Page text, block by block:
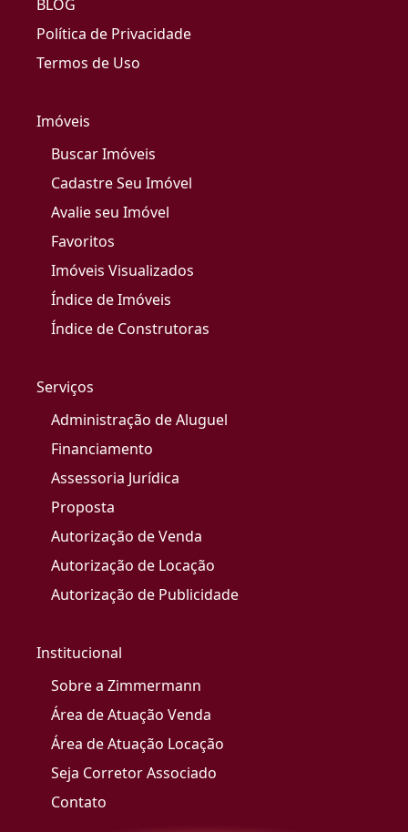
BLOG
Política de Privacidade
Termos de Uso
Imóveis
Buscar Imóveis
Cadastre Seu Imóvel
Avalie seu Imóvel
Favoritos
Imóveis Visualizados
Índice de Imóveis
Índice de Construtoras
Serviços
Administração de Aluguel
Financiamento
Assessoria Jurídica
Proposta
Autorização de Venda
Autorização de Locação
Autorização de Publicidade
Institucional
Sobre a Zimmermann
Área de Atuação Venda
Área de Atuação Locação
Seja Corretor Associado
Contato